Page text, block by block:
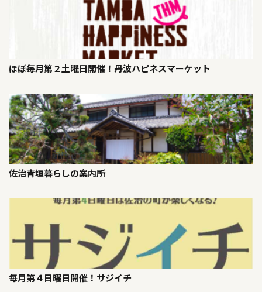
ほぼ毎月第２土曜日開催！丹波ハピネスマーケット
佐治青垣暮らしの案内所
毎月第４日曜日開催！サジイチ